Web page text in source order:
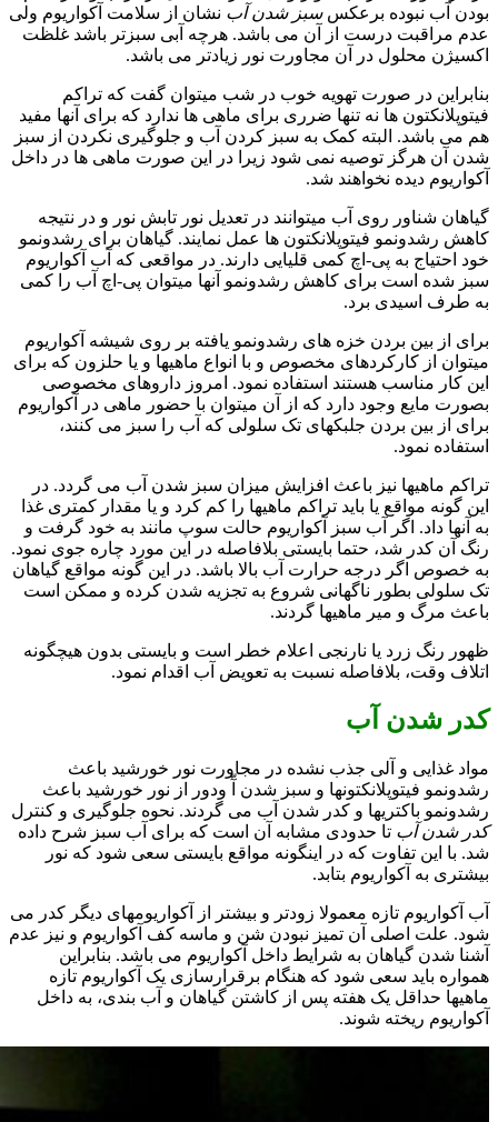
بودن آب نبوده برعکسسبز شدن آب نشان از سلامت آکواریوم ولی
عدم مراقبت درست از آن می باشد. هرچه آبی سبزتر باشد غلظت
اکسیژن محلول در آن مجاورت نور زیادتر می باشد.
بنابراین در صورت تهویه خوب در شب میتوان گفت که تراکم
فیتوپلانکتون ها نه تنها ضرری برای ماهی ها ندارد که برای آنها مفید
هم می باشد. البته کمک به سبز کردن آب و جلوگیری نکردن از سبز
شدن آن هرگز توصیه نمی شود زیرا در این صورت ماهی ها در داخل
آکواریوم دیده نخواهند شد.
گیاهان شناور روی آب میتوانند در تعدیل نور تابش نور و در نتیجه
کاهش رشدونمو فیتوپلانکتون ها عمل نمایند. گیاهان برای رشدونمو
خود احتیاج به پی-اچ کمی قلیایی دارند. در مواقعی که آب آکواریوم
سبز شده است برای کاهش رشدونمو آنها میتوان پی-اچ آب را کمی
به طرف اسیدی برد.
برای از بین بردن خزه های رشدونمو یافته بر روی شیشه آکواریوم
میتوان از کارکردهای مخصوص و با انواع ماهیها و یا حلزون که برای
این کار مناسب هستند استفاده نمود. امروز داروهای مخصوصی
بصورت مایع وجود دارد که از آن میتوان با حضور ماهی در آکواریوم
برای از بین بردن جلبکهای تک سلولی که آب را سبز می کنند،
استفاده نمود.
تراکم ماهیها نیز باعث افزایش میزان سبز شدن آب می گردد. در
این گونه مواقع یا باید تراکم ماهیها را کم کرد و یا مقدار کمتری غذا
به آنها داد. اگر آب سبز آکواریوم حالت سوپ مانند به خود گرفت و
رنگ آن کدر شد، حتما بایستی بلافاصله در این مورد چاره جوی نمود.
به خصوص اگر درجه حرارت آب بالا باشد. در این گونه مواقع گیاهان
تک سلولی بطور ناگهانی شروع به تجزیه شدن کرده و ممکن است
باعث مرگ و میر ماهیها گردند.
ظهور رنگ زرد یا نارنجی اعلام خطر است و بایستی بدون هیچگونه
اتلاف وقت، بلافاصله نسبت به تعویض آب اقدام نمود.
کدر شدن آب
مواد غذایی و آلی جذب نشده در مجاورت نور خورشید باعث
رشدونمو فیتوپلانکتونها و سبز شدن آّ ودور از نور خورشید باعث
رشدونمو باکتریها و کدر شدن آب می گردند. نحوه جلوگیری و کنترل
کدر شدن آب تا حدودی مشابه آن است که برای آب سبز شرح داده
شد. با این تفاوت که در اینگونه مواقع بایستی سعی شود که نور
بیشتری به آکواریوم بتابد.
آب آکواریوم تازه معمولا زودتر و بیشتر از آکواریومهای دیگر کدر می
شود. علت اصلی آن تمیز نبودن شن و ماسه کف آکواریوم و نیز عدم
آشنا شدن گیاهان به شرایط داخل آکواریوم می باشد. بنابراین
همواره باید سعی شود که هنگام برقرارسازی یک آکواریوم تازه
ماهیها حداقل یک هفته پس از کاشتن گیاهان و آب بندی، به داخل
آکواریوم ریخته شوند.